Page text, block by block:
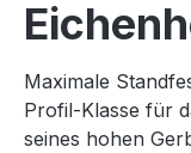
Maximale
Profil-Klasse für
seines hohen